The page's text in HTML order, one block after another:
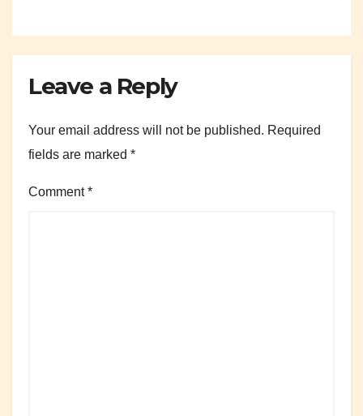
Leave a Reply
Your email address will not be published. Required
fields are marked *
Comment*